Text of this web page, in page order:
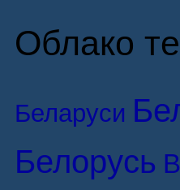
Облако
Беларуси
Белорусь